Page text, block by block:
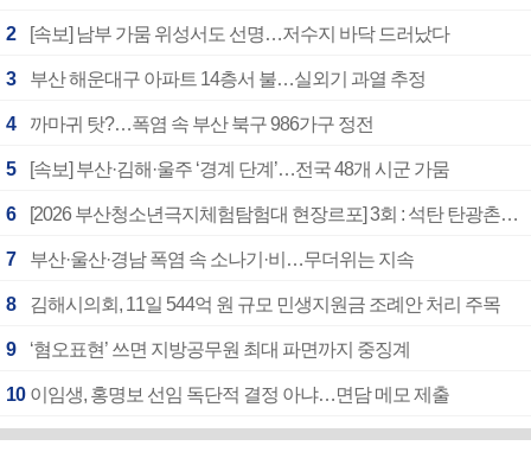
2 [속보] 남부 가뭄 위성서도 선명…저수지 바닥 드러났다
3 부산 해운대구 아파트 14층서 불…실외기 과열 추정
4 까마귀 탓?…폭염 속 부산 북구 986가구 정전
5 [속보] 부산·김해·울주 ‘경계 단계’…전국 48개 시군 가뭄
6 [2026 부산청소년극지체험탐험대 현장르포] 3회 : 석탄 탄광촌에서 북극 연구의 중심지로
7 부산·울산·경남 폭염 속 소나기·비…무더위는 지속
8 김해시의회, 11일 544억 원 규모 민생지원금 조례안 처리 주목
9 ‘혐오표현’ 쓰면 지방공무원 최대 파면까지 중징계
10 이임생, 홍명보 선임 독단적 결정 아냐…면담 메모 제출